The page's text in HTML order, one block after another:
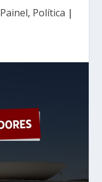
Painel, Política |